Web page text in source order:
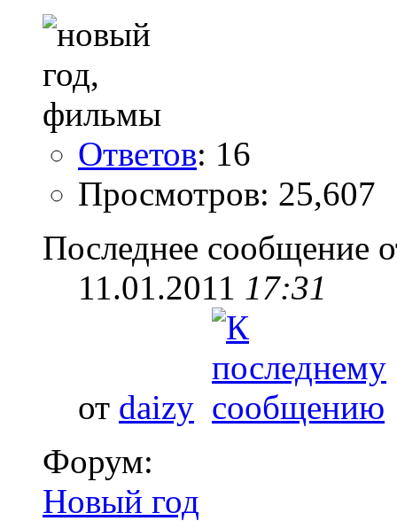
Ответов: 16
Просмотров: 25,607
Последнее сообщение
11.01.2011 17:31
от daizy
Форум:
Новый год